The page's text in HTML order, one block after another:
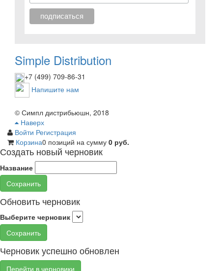
Simple Distribution
+7 (499) 709-86-31
Напишите нам
© Симпл дистрибьюшн, 2018
Наверх
Войти Регистрация
Корзина0 позиций на сумму 0 руб.
Создать новый черновик
Название
Сохранить
Обновить черновик
Выберите черновик
Сохранить
Черновик успешно обновлен
Перейти в черновики